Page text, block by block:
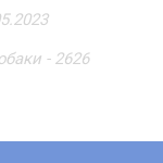
- 2626